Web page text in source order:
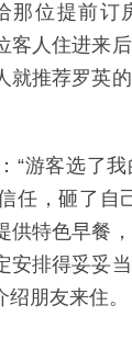
那位提前订
客人住进来
就推荐罗英
“游客选了
任，砸了自
供特色早餐
安排得妥妥
朋友来住。